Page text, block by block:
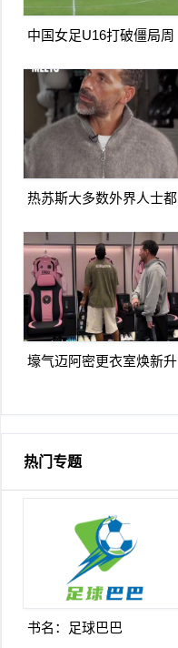
中国女足U16打破僵局周
远角破门
热苏斯大多数外界人士都
么
壕气迈阿密更衣室焕新升
热门专题
书名：足球巴巴